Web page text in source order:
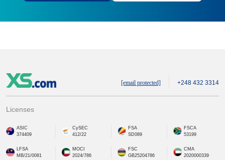
[email protected] +248 432 3314
Licenses
ASIC
374409
CySEC
412/22
FSA
SD089
FSCA
53199
LFSA
MB/21/0081
MOCI
2024/786
FSC
GB25204786
CMA
2020000339